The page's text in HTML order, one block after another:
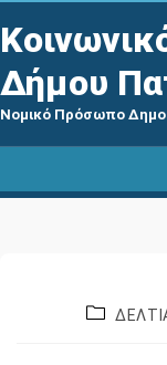
Δήμου
Νομικό Πρόσωπο